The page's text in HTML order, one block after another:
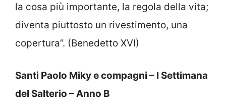
la cosa più importante, la regola della vita;
diventa piuttosto un rivestimento, una
copertura”. (Benedetto XVI)
Santi Paolo Miky e compagni – I Settimana
del Salterio – Anno B